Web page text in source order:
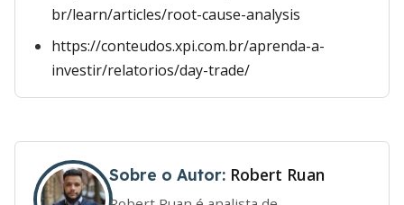
br/learn/articles/root-cause-analysis
https://conteudos.xpi.com.br/aprenda-a-
investir/relatorios/day-trade/
Sobre o Autor: Robert Ruan